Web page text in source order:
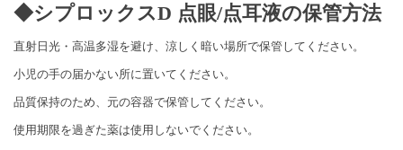
◆シプロックスD 点眼/点耳液の保管方法
直射日光・高温多湿を避け、涼しく暗い場所で保管してください。
小児の手の届かない所に置いてください。
品質保持のため、元の容器で保管してください。
使用期限を過ぎた薬は使用しないでください。